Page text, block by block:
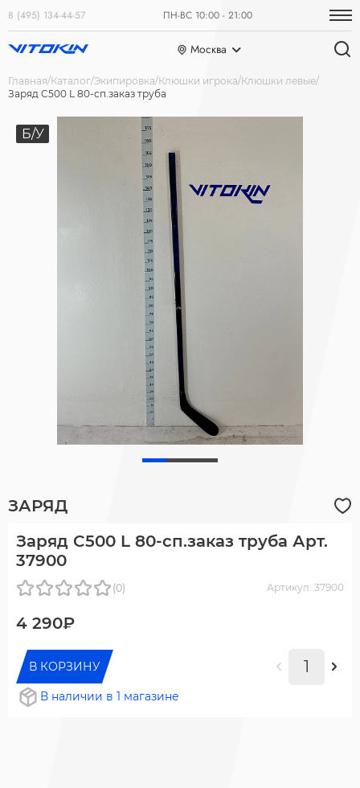
8 (495) 134-44-57 ПН-ВС 10:00 - 21:00
Москва
Главная Каталог Экипировка Клюшки игрока Клюшки левые
Заряд C500 L 80-сп.заказ труба
Б/У
ЗАРЯД
Заряд C500 L 80-сп.заказ труба Арт.
37900
(0) Артикул: 37900
4 290₽
В КОРЗИНУ
В наличии в 1 магазине